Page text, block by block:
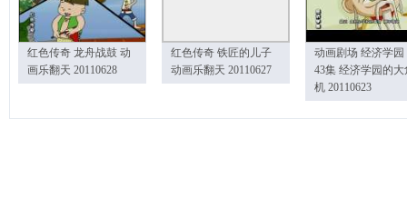
红色传奇 龙舟战鼓 动
画乐翻天 20110628
红色传奇 铁匠的儿子
动画乐翻天 20110627
动画剧场 经济学园
43集 经济学园的大
机 20110623